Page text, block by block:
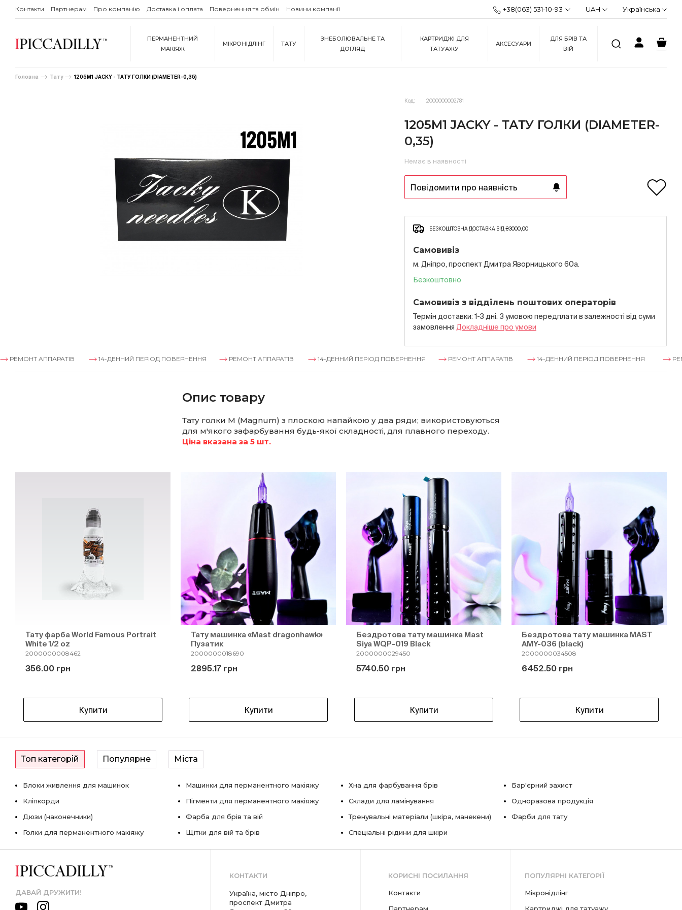
Контакти Партнерам Про компанію Доставка і оплата Повернення та обмін Новини компанії +38(063) 531-10-93 UAH Українська
ПЕРМАНЕНТНИЙ
МАКІЯЖ
МІКРОНІДЛІНГ ТАТУ
ЗНЕБОЛЮВАЛЬНЕ ТА
ДОГЛЯД
КАРТРИДЖІ ДЛЯ
ТАТУАЖУ
АКСЕСУАРИ
ДЛЯ БРІВ ТА
ВІЙ
Головна Тату 1205М1 JACKY - ТАТУ ГОЛКИ (DIAMETER-0,35)
Код: 2000000002781
1205М1 JACKY - ТАТУ ГОЛКИ (DIAMETER-
0,35)
Немає в наявності
Повідомити про наявність
БЕЗКОШТОВНА ДОСТАВКА ВІД ₴3000,00
Самовивіз
м. Дніпро, проспект Дмитра Яворницького 60а.
Безкоштовно
Самовивіз з відділень поштових операторів
Термін доставки: 1-3 дні. З умовою передплати в залежностi вiд суми
замовлення Докладнiше про умови
АППАРАТІВ 14-ДЕННИЙ ПЕРІОД ПОВЕРНЕННЯ РЕМОНТ АППАРАТІВ 14-ДЕННИЙ ПЕРІОД ПОВЕРНЕННЯ РЕМОНТ АППАРАТІВ 14-ДЕННИЙ ПЕРІОД ПОВЕРНЕННЯ РЕМОНТ
Опис товару
Тату голки M (Magnum) з плоскою напайкою у два ряди; використовуються
для м'якого зафарбування будь-якої складності, для плавного переходу.
Ціна вказана за 5 шт.
Тату фарба World Famous Portrait
White 1/2 oz
2000000008462
356.00 грн
Купити
Тату машинка «Mast dragonhawk»
Пузатик
2000000018690
2895.17 грн
Купити
Бездротова тату машинка Mast
Siya WQP-019 Black
2000000029450
5740.50 грн
Купити
Бездротова тату машинка MAST
AMY-036 (black)
2000000034508
6452.50 грн
Купити
Топ категорій Популярне Міста
Блоки живлення для машинок
Кліпкорди
Дюзи (наконечники)
Голки для перманентного макіяжу
Машинки для перманентного макіяжу
Пігменти для перманентного макіяжу
Фарба для брів та вій
Щітки для вій та брів
Хна для фарбування брів
Склади для ламінування
Тренувальні матеріали (шкіра, манекени)
Спеціальні рідини для шкіри
Бар'єрний захист
Одноразова продукція
Фарби для тату
ДАВАЙ ДРУЖИТИ!
КОНТАКТИ
Україна, місто Дніпро,
проспект Дмитра
КОРИСНІ ПОСИЛАННЯ
Контакти
ПОПУЛЯРНІ КАТЕГОРІЇ
мікронідлінг